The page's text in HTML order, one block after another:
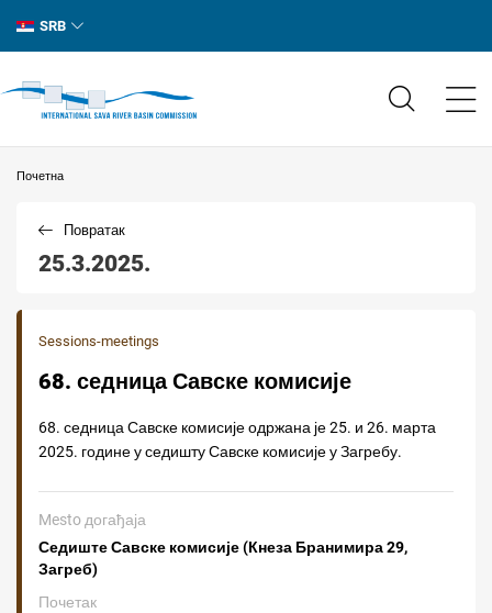
SRB
Почетна
25.3.2025.
Повратак
Sessions-meetings
68. седница Савске комисије
68. седница Савске комисије одржана је 25. и 26. марта
2025. године у седишту Савске комисије у Загребу.
Mesto догађаја
Седиште Савске комисије (Кнеза Бранимира 29,
Загреб)
Почетак